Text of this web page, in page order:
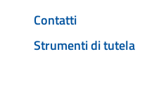
Contatti
Strumenti di tutela